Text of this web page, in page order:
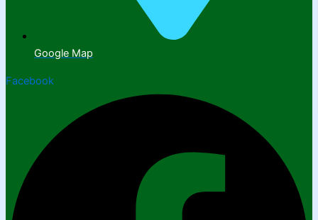
Google Map
Facebook